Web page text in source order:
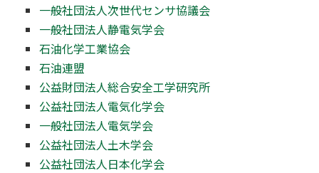
一般社団法人次世代センサ協議会
一般社団法人静電気学会
石油化学工業協会
石油連盟
公益財団法人総合安全工学研究所
公益社団法人電気化学会
一般社団法人電気学会
公益社団法人土木学会
公益社団法人日本化学会